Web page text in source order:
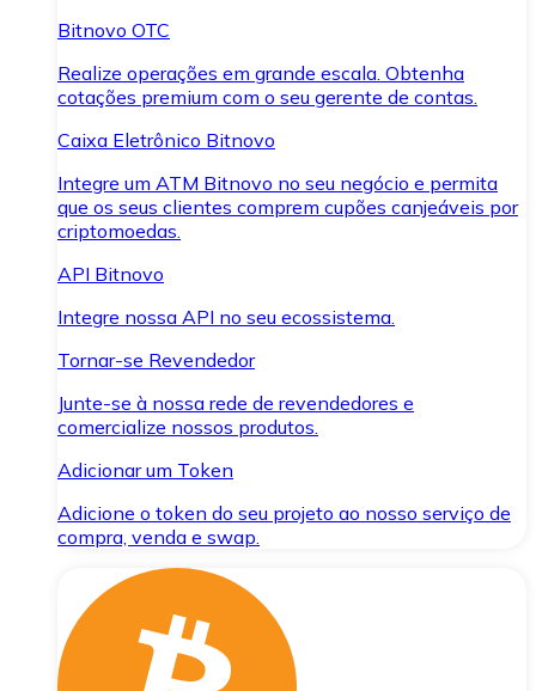
Bitnovo OTC
Realize operações em grande escala. Obtenha
cotações premium com o seu gerente de contas.
Caixa Eletrônico Bitnovo
Integre um ATM Bitnovo no seu negócio e permita
que os seus clientes comprem cupões canjeáveis por
criptomoedas.
API Bitnovo
Integre nossa API no seu ecossistema.
Tornar-se Revendedor
Junte-se à nossa rede de revendedores e
comercialize nossos produtos.
Adicionar um Token
Adicione o token do seu projeto ao nosso serviço de
compra, venda e swap.